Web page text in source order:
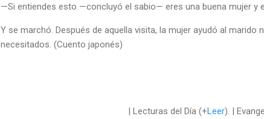
—Si entiendes esto —concluyó el sabio— eres una buena mujer y
Y se marchó. Después de aquella visita, la mujer ayudó al
necesitados. (Cuento japonés)
| Lecturas del Día (+Leer). |